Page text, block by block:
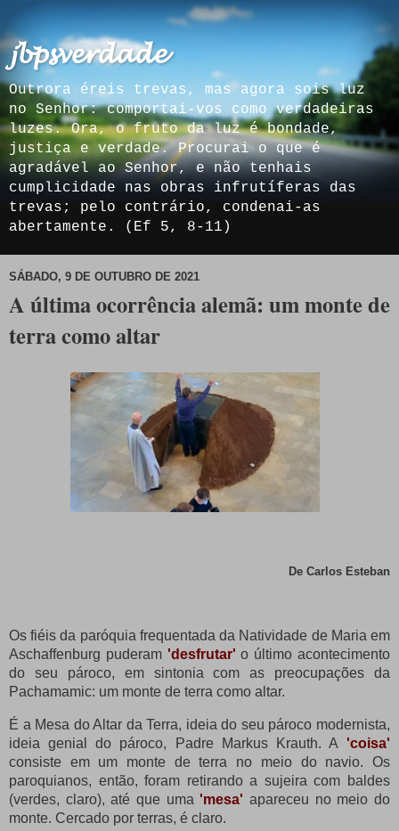
𝓳𝓫𝓹𝓼𝓿𝓮𝓻𝓭𝓪𝓭𝓮
Outrora éreis trevas, mas agora sois luz
no Senhor: comportai-vos como verdadeiras
luzes. Ora, o fruto da luz é bondade,
justiça e verdade. Procurai o que é
agradável ao Senhor, e não tenhais
cumplicidade nas obras infrutíferas das
trevas; pelo contrário, condenai-as
abertamente. (Ef 5, 8-11)
SÁBADO, 9 DE OUTUBRO DE 2021
A última ocorrência alemã: um monte de
terra como altar
De Carlos Esteban
Os fiéis da paróquia frequentada da Natividade de Maria em
Aschaffenburg puderam 'desfrutar' o último acontecimento
do seu pároco, em sintonia com as preocupações da
Pachamamic: um monte de terra como altar.
É a Mesa do Altar da Terra, ideia do seu pároco modernista,
ideia genial do pároco, Padre Markus Krauth. A 'coisa'
consiste em um monte de terra no meio do navio. Os
paroquianos, então, foram retirando a sujeira com baldes
(verdes, claro), até que uma 'mesa'apareceu no meio do
monte. Cercado por terras, é claro.